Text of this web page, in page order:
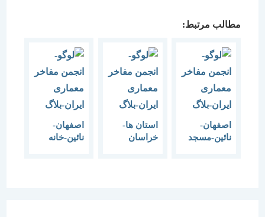
مطالب مرتبط:
اصفهان-
نائین-مسجد
استان ها-
خراسان
اصفهان-
نائین-خانه